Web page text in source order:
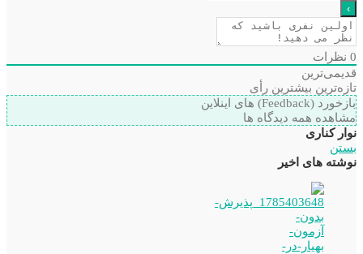
0 نظرات
قدیمی‌ترین
تازه‌ترین بیشترین رأی
بازخورد (Feedback) های اینلاین
مشاهده همه دیدگاه ها
نوار کناری
بستن
نوشته های اخیر